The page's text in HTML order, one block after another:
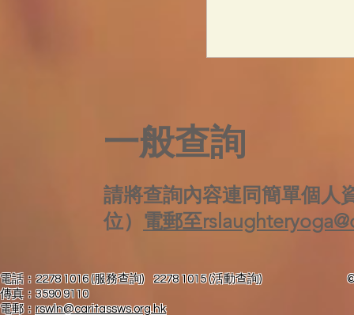
一般查詢
請將查詢內容連同簡單個人
位） 電郵至
電話：2278 1016 (服務查詢) 2278 1015 (活動查詢) ©
傳真：3590
電郵：rswln@caritassws.org.hk